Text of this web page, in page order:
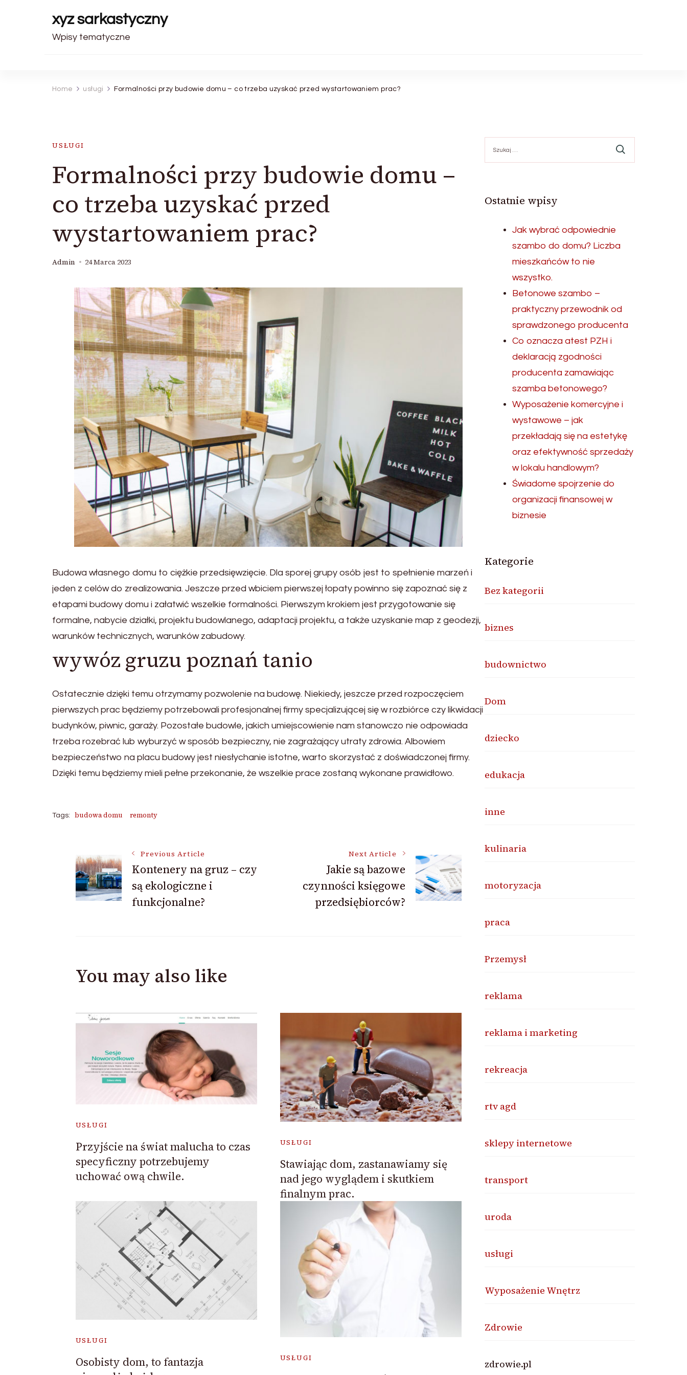
xyz sarkastyczny
Wpisy tematyczne
Home usługi Formalności przy budowie domu – co trzeba uzyskać przed wystartowaniem prac?
USŁUGI
Formalności przy budowie domu –
co trzeba uzyskać przed
wystartowaniem prac?
Admin 24 Marca 2023
Budowa własnego domu to ciężkie przedsięwzięcie. Dla sporej grupy osób jest to spełnienie marzeń i
jeden z celów do zrealizowania. Jeszcze przed wbiciem pierwszej łopaty powinno się zapoznać się z
etapami budowy domu i załatwić wszelkie formalności. Pierwszym krokiem jest przygotowanie się
formalne, nabycie działki, projektu budowlanego, adaptacji projektu, a także uzyskanie map z geodezji,
warunków technicznych, warunków zabudowy.
wywóz gruzu poznań tanio
Ostatecznie dzięki temu otrzymamy pozwolenie na budowę. Niekiedy, jeszcze przed rozpoczęciem
pierwszych prac będziemy potrzebowali profesjonalnej firmy specjalizującej się w rozbiórce czy likwidacji
budynków, piwnic, garaży. Pozostałe budowle, jakich umiejscowienie nam stanowczo nie odpowiada
trzeba rozebrać lub wyburzyć w sposób bezpieczny, nie zagrażający utraty zdrowia. Albowiem
bezpieczeństwo na placu budowy jest niesłychanie istotne, warto skorzystać z doświadczonej firmy.
Dzięki temu będziemy mieli pełne przekonanie, że wszelkie prace zostaną wykonane prawidłowo.
Tags: budowa domu remonty
Post
Navigation
Previous Article
Kontenery na gruz – czy
są ekologiczne i
funkcjonalne?
Next Article
Jakie są bazowe
czynności księgowe
przedsiębiorców?
You may also like
USŁUGI
Przyjście na świat malucha to czas
specyficzny potrzebujemy
uchować ową chwile.
USŁUGI
Stawiając dom, zastanawiamy się
nad jego wyglądem i skutkiem
finalnym prac.
USŁUGI
Osobisty dom, to fantazja
USŁUGI
Ostatnie wpisy
Jak wybrać odpowiednie
szambo do domu? Liczba
mieszkańców to nie
wszystko.
Betonowe szambo –
praktyczny przewodnik od
sprawdzonego producenta
Co oznacza atest PZH i
deklaracją zgodności
producenta zamawiając
szamba betonowego?
Wyposażenie komercyjne i
wystawowe – jak
przekładają się na estetykę
oraz efektywność sprzedaży
w lokalu handlowym?
Świadome spojrzenie do
organizacji finansowej w
biznesie
Kategorie
Bez kategorii
biznes
budownictwo
Dom
dziecko
edukacja
inne
kulinaria
motoryzacja
praca
Przemysł
reklama
reklama i marketing
rekreacja
rtv agd
sklepy internetowe
transport
uroda
usługi
Wyposażenie Wnętrz
Zdrowie
zdrowie.pl